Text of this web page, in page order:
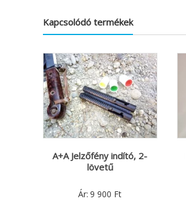
Kapcsolódó termékek
A+A Jelzőfény indító, 2-
lövetű
Ár: 9 900 Ft